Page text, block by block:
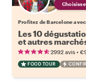
Profitez de Barcelone
Les 10
et autres
2992 avis •
FOOD TOUR